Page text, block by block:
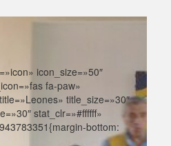
icon_size=»50″
fa-paw»
title_size=»30″
stat_clr=»#ffffff»
bottom: